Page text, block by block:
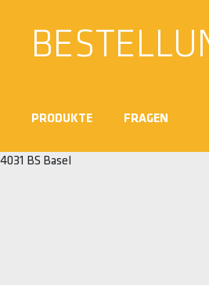
PRODUKTE FRAGEN
4031 BS Basel